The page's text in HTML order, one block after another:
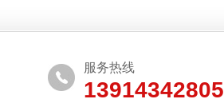
服务热线
13914342805